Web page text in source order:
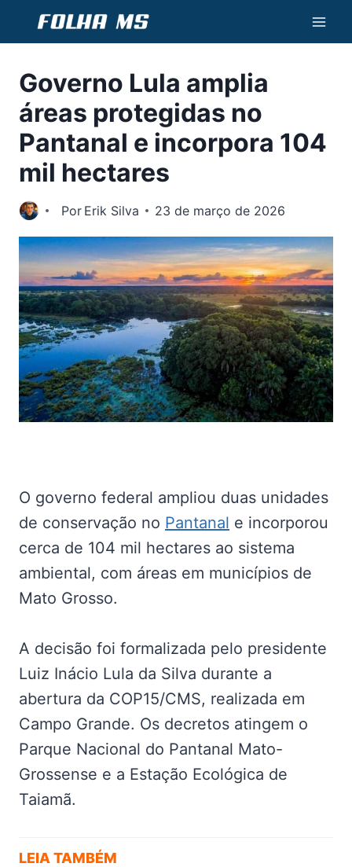
Conteúdo
Governo Lula amplia
áreas protegidas no
Pantanal e incorpora 104
mil hectares
Por Erik Silva 23 de março de 2026
O governo federal ampliou duas unidades
de conservação no Pantanal e incorporou
cerca de 104 mil hectares ao sistema
ambiental, com áreas em municípios de
Mato Grosso.
A decisão foi formalizada pelo presidente
Luiz Inácio Lula da Silva durante a
abertura da COP15/CMS, realizada em
Campo Grande. Os decretos atingem o
Parque Nacional do Pantanal Mato-
Grossense e a Estação Ecológica de
Taiamã.
LEIA TAMBÉM